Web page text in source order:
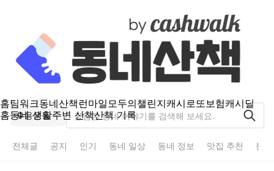
홈팀워크동네산책런마일모두의챌린지캐시로또보험캐시딜
홈동네 생활주변 산책산책 기록
용운동
전체글 공지 인기 동네 일상 동네 정보 맛집 추천 분